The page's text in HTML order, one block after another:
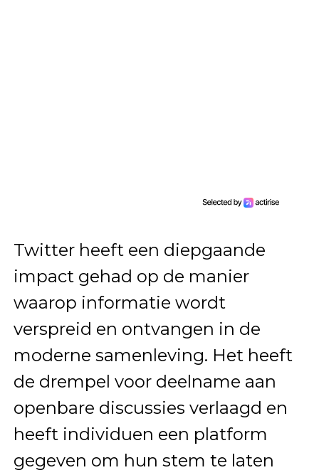
Twitter heeft een diepgaande
impact gehad op de manier
waarop informatie wordt
verspreid en ontvangen in de
moderne samenleving. Het heeft
de drempel voor deelname aan
openbare discussies verlaagd en
heeft individuen een platform
gegeven om hun stem te laten